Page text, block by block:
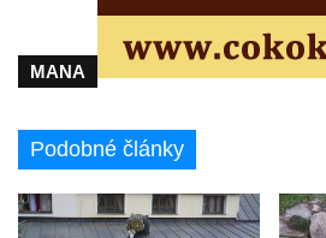
MANA
Podobné články